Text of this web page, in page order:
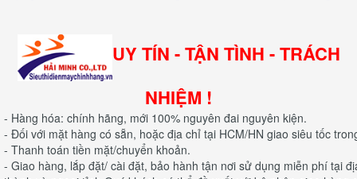
UY TÍN - TẬN TÌNH - TRÁCH
NHIỆM !
- Hàng hóa: chính hãng, mới 100% nguyên đai nguyên kiện.
- Đối với mặt hàng có sẵn, hoặc địa chỉ tại HCM/HN giao siêu tốc
- Thanh toán tiền mặt/chuyển khoản.
- Giao hàng, lắp đặt/ cài đặt, bảo hành tận nơi sử dụng miễn phí tại